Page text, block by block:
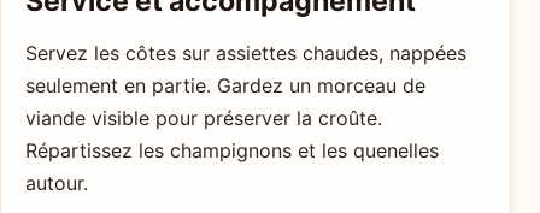
Servez les côtes sur assiettes chaudes, nappées
seulement en partie. Gardez un morceau de
viande visible pour préserver la croûte.
Répartissez les champignons et les quenelles
autour.